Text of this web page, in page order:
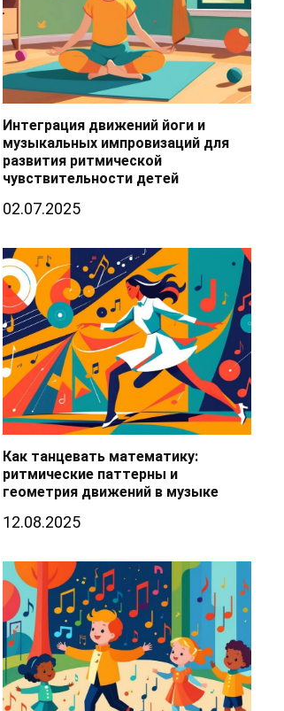
Интеграция движений йоги и
музыкальных импровизаций для
развития ритмической
чувствительности детей
02.07.2025
Как танцевать математику:
ритмические паттерны и
геометрия движений в музыке
12.08.2025